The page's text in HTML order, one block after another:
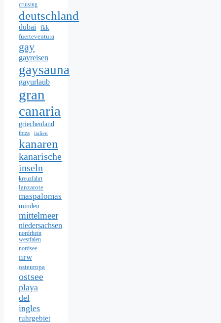
cruising
deutschland
dubai
fkk
fuerteventura
gay
gayreisen
gaysauna
gayurlaub
gran
canaria
griechenland
ibiza italien
kanaren
kanarische
inseln
kreuzfahrt
lanzarote
maspalomas
minden
mittelmeer
niedersachsen
nordrhein
westfalen
nordsee
nrw
osteuropa
ostsee
playa
del
ingles
ruhrgebiet